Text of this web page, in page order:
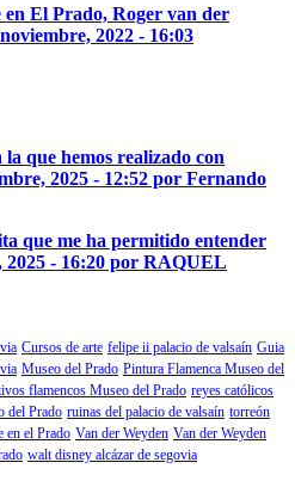
en El Prado, Roger van der
2022 - 16:03
que hemos realizado con
2025 - 12:52 por Fernando
que me ha permitido entender
2025 - 16:20 por RAQUEL
Cursos de arte felipe ii palacio de valsaín Guia
Museo del Prado Pintura Flamenca Museo del
flamencos Museo del Prado reyes católicos
del Prado ruinas del palacio de valsaín torreón
en el Prado Van der Weyden Van der Weyden
walt disney alcázar de segovia